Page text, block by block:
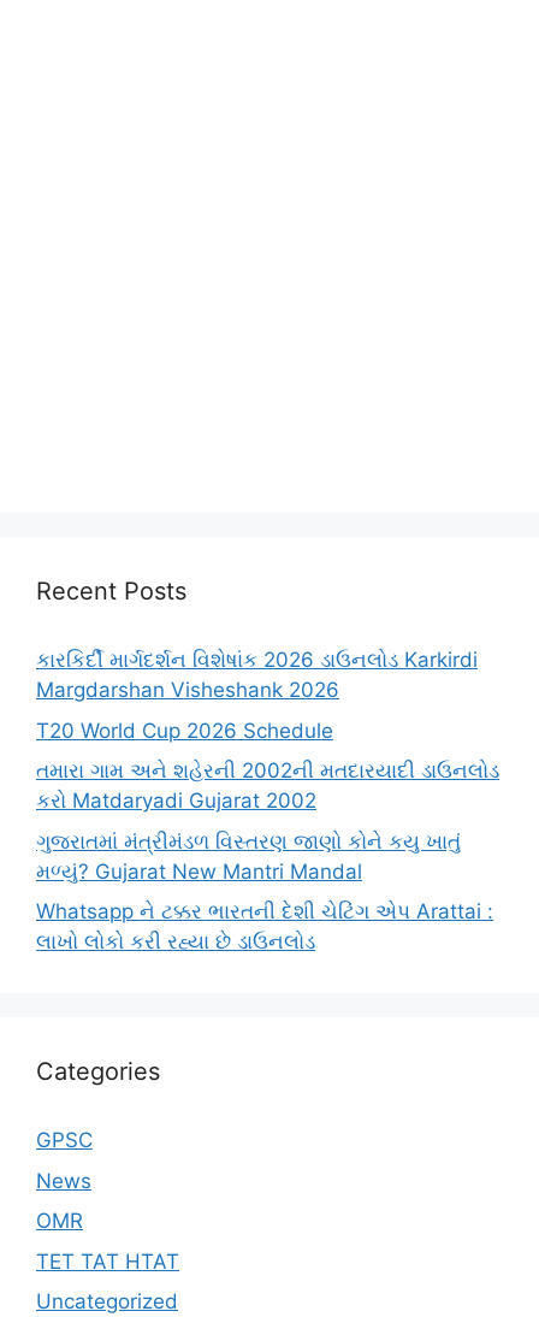
Recent Posts
કારકિર્દી માર્ગદર્શન વિશેષાંક 2026 ડાઉનલોડ Karkirdi
Margdarshan Visheshank 2026
T20 World Cup 2026 Schedule
તમારા ગામ અને શહેરની 2002ની મતદારયાદી ડાઉનલોડ
કરો Matdaryadi Gujarat 2002
ગુજરાતમાં મંત્રીમંડળ વિસ્તરણ જાણો કોને કયુ ખાતું
મળ્યું? Gujarat New Mantri Mandal
Whatsapp ને ટક્કર ભારતની દેશી ચેટિંગ એપ Arattai :
લાખો લોકો કરી રહ્યા છે ડાઉનલોડ
Categories
GPSC
News
OMR
TET TAT HTAT
Uncategorized